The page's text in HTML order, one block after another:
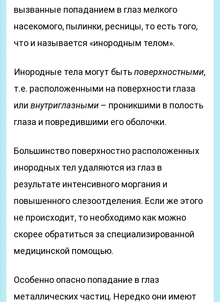
вызванные попаданием в глаз мелкого
насекомого, пылинки, ресницы, то есть того,
что и называется «инородным телом».
Инородные тела могут бытьповерхностными,
т.е. расположенными на поверхности глаза
иливнутриглазными – проникшими в полость
глаза и повредившими его оболочки.
Большинство поверхностно расположенных
инородных тел удаляются из глаз в
результате интенсивного моргания и
повышенного слезоотделения. Если же этого
не происходит, то необходимо как можно
скорее обратиться за специализированной
медицинской помощью.
Особенно опасно попадание в глаз
металлических частиц. Нередко они имеют